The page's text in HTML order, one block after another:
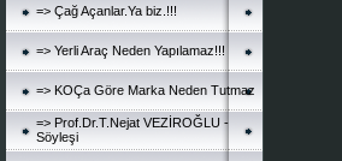
=> Çağ Açanlar.Ya biz.!!!
=> Yerli Araç Neden Yapılamaz!!!
=> KOÇa Göre Marka Neden Tutmaz
=> Prof.Dr.T.Nejat VEZİROĞLU -
Söyleşi